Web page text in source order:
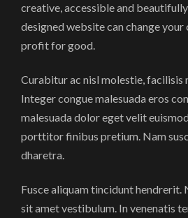
creative, accessible and
designed website can change your
profit for good.
Curabitur ac nisl molestie, facilisis
Integer congue malesuada eros
malesuada dolor eget velit
porttitor finibus pretium. Nam
dharetra.
Fusce aliquam tincidunt
sit amet vestibulum. In venenatis